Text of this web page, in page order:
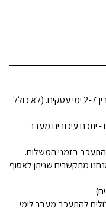
זמני אספקה למשלוח עד לבית הלקוח הינם בין 2-7 ימי עסקים. (לא כולל
- יתכנו עיכובים מעבר
בזמני המשלוח.
מתקשרים שניתן לאסוף
להתעכב מעבר לימי